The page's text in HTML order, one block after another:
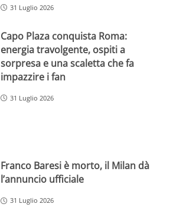
31 Luglio 2026
Capo Plaza conquista Roma:
energia travolgente, ospiti a
sorpresa e una scaletta che fa
impazzire i fan
31 Luglio 2026
Franco Baresi è morto, il Milan dà
l’annuncio ufficiale
31 Luglio 2026